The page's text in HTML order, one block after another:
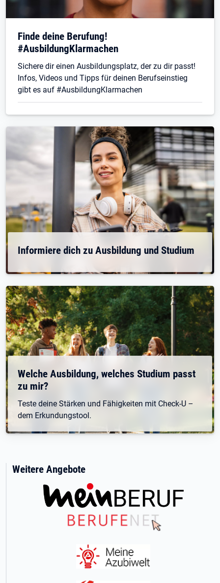
Finde deine Berufung!
#AusbildungKlarmachen
Sichere dir einen Ausbildungsplatz, der zu dir passt!
Infos, Videos und Tipps für deinen Berufseinstieg
gibt es auf #AusbildungKlarmachen
Informiere dich zu Ausbildung und Studium
Welche Ausbildung, welches Studium passt
zu mir?
Teste deine Stärken und Fähigkeiten mit Check-U –
dem Erkundungstool.
Weitere Angebote